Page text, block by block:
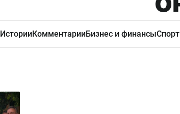
ИсторииКомментарииБизнес и финансыСпорт